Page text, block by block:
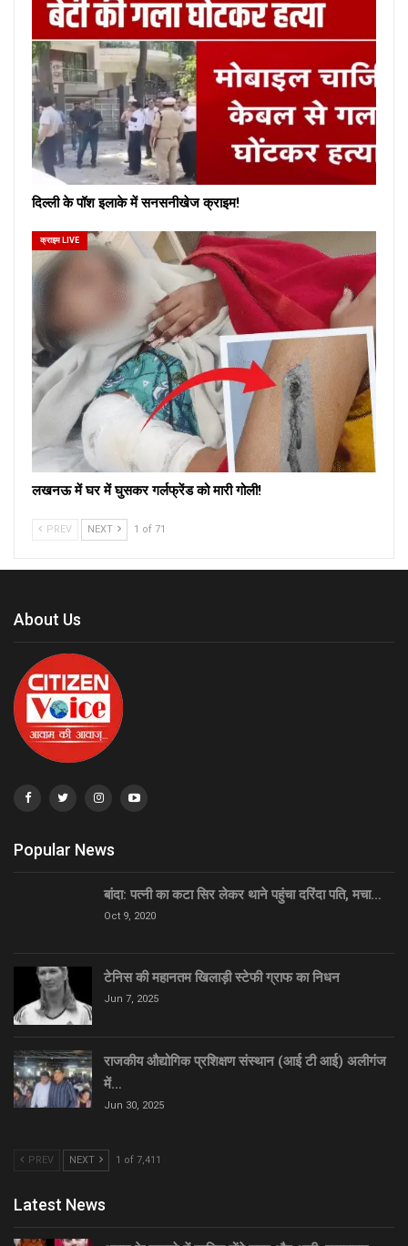
दिल्ली के पॉश इलाके में सनसनीखेज क्राइम!
क्राइम LIVE
लखनऊ में घर में घुसकर गर्लफ्रेंड को मारी गोली!
PREV NEXT 1 of 71
About Us
Popular News
बांदा: पत्नी का कटा सिर लेकर थाने पहुंचा दरिंदा पति, मचा…
Oct 9, 2020
टेनिस की महानतम खिलाड़ी स्टेफी ग्राफ का निधन
Jun 7, 2025
राजकीय औद्योगिक प्रशिक्षण संस्थान (आई टी आई) अलीगंज
में…
Jun 30, 2025
PREV NEXT 1 of 7,411
Latest News